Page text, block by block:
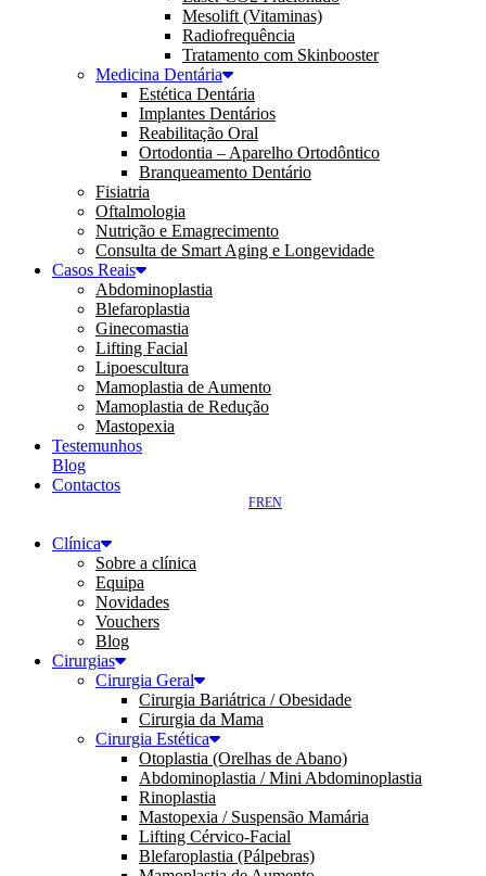
Mesolift (Vitaminas)
Radiofrequência
Tratamento com Skinbooster
Medicina Dentária
Estética Dentária
Implantes Dentários
Reabilitação Oral
Ortodontia – Aparelho Ortodôntico
Branqueamento Dentário
Fisiatria
Oftalmologia
Nutrição e Emagrecimento
Consulta de Smart Aging e Longevidade
Casos Reais
Abdominoplastia
Blefaroplastia
Ginecomastia
Lifting Facial
Lipoescultura
Mamoplastia de Aumento
Mamoplastia de Redução
Mastopexia
Testemunhos
Blog
Contactos
EN
FR
Clínica
Sobre a clínica
Equipa
Novidades
Vouchers
Blog
Cirurgias
Cirurgia Geral
Cirurgia Bariátrica / Obesidade
Cirurgia da Mama
Cirurgia Estética
Otoplastia (Orelhas de Abano)
Abdominoplastia / Mini Abdominoplastia
Rinoplastia
Mastopexia / Suspensão Mamária
Lifting Cérvico-Facial
Blefaroplastia (Pálpebras)